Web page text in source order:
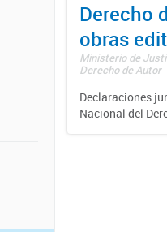
Derecho
obras
Ministerio de
Derecho de Autor
Declaraciones
Nacional del